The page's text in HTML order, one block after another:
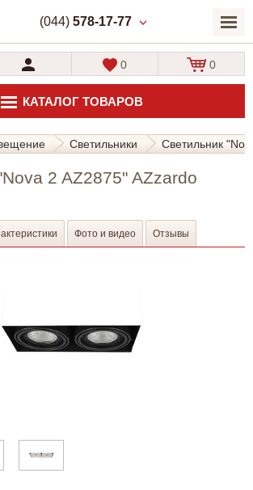
(044) 578-17-77
КАТАЛОГ ТОВАРОВ
0 0
Светильники Светильник
2 AZ2875" AZzardo
Фото и видео Отзывы